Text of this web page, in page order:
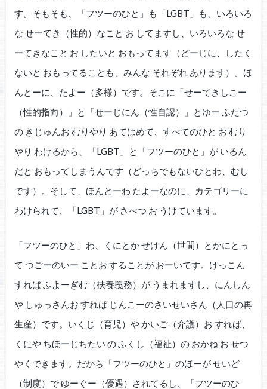
す。そもそも、「フツーのひと」も「LGBT」も、いろいろ
な せーてき（性的）なこと お してますし、いろいろな せ
ーてきなこと お したいと おもってます（どーじに、したく
ないと おもってることも、みんな それぞれ あります）。ほ
んとーに、たよー（多様）です。そこに「せーてきしこー
（性的指向）」と「せーじにん（性自認）」とゆー ふたつ
の きじゅんお むりやり あてはめて、すべてのひと お むり
やり わけるから、「LGBT」と「フツーのひと」が いるん
だと おもってしまうんです（どっちでもないひとわ、むし
です）。そして、ほんとーわ たよーなのに、カテゴリーに
わけられて、「LGBT」が さべつ お うけています。
「フツーのひと」わ、くにとか せけん（世間）とかにとっ
て つごーのいー ことお することが おーいです。けっこん
すれば ふよーぎむ（扶養義務）が うまれますし、にんしん
や しゅっさんお すれば じんこーのさいせいさん（人口の再
生産）です。いくじ（育児）や かいご（介護）お すれば、
くにや ちほーじちたい の ふくし（福祉）の おかね お せつ
やくできます。だから「フツーのひと」のほーが せいど
（制度）で ゆーぐー（優遇）されてるし、「フツーのひ